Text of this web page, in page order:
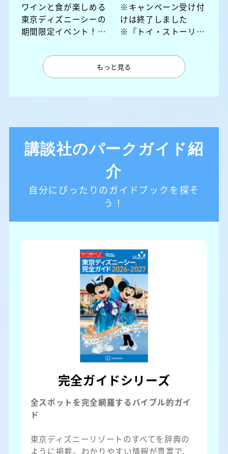
ワインと食が楽しめる
東京ディズニーシーの
期間限定イベント！
※キャンペーン受け付
けは終了しました
※『トイ・ストーリー
ド絵本』発売記念キャ
ンペーンを開催！
もっと見る
講談社のパークガイド紹
介
自分にぴったりのガイドブックを探そ
う！
完全ガイドシリーズ
全スポットを完全網羅するバイブル的ガイ
ド
東京ディズニーリゾートのすべてを辞典の
ように掲載。わかりやすい情報が豊富で、